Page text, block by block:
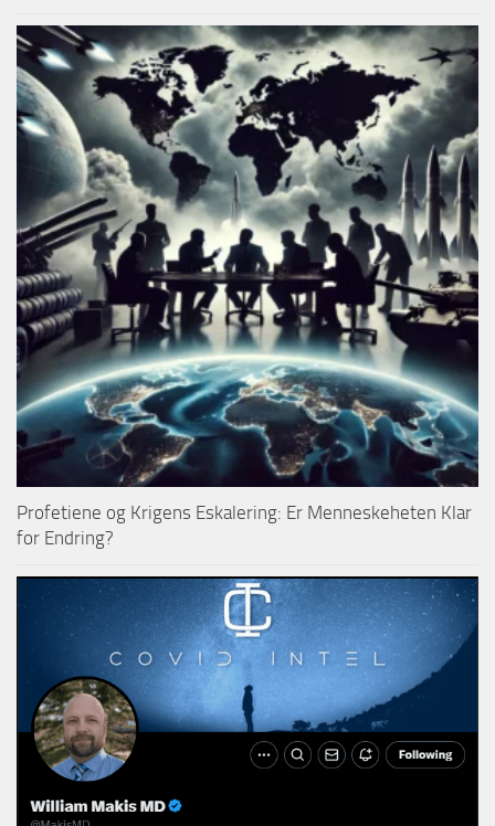
Profetiene og Krigens Eskalering: Er Menneskeheten Klar
for Endring?